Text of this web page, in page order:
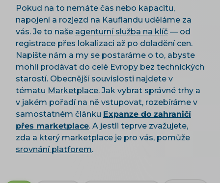
Pokud na to nemáte čas nebo kapacitu,
napojení a rozjezd na Kauflandu uděláme za
vás. Je to naše agenturní služba na klíč — od
registrace přes lokalizaci až po doladění cen.
Napište nám a my se postaráme o to, abyste
mohli prodávat do celé Evropy bez technických
starostí. Obecnější souvislosti najdete v
tématu Marketplace. Jak vybrat správné trhy a
v jakém pořadí na ně vstupovat, rozebíráme v
samostatném článku Expanze do zahraničí
přes marketplace. A jestli teprve zvažujete,
zda a který marketplace je pro vás, pomůže
srovnání platforem.